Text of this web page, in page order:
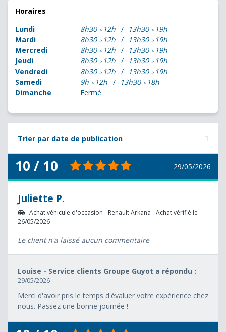
Horaires
Lundi
8h30 12h 13h30
19h
Mardi
8h30 12h 13h30
19h
Mercredi
8h30 12h 13h30
19h
Jeudi
8h30 12h 13h30
19h
Vendredi
8h30 12h 13h30
19h
Samedi
9h 12h 13h30
18h
Dimanche
Fermé
Trier par date de publication
10 / 10 29/05/2026
Juliette P.
Achat véhicule d'occasion - Renault Arkana - Achat vérifié le
26/05/2026
Le client n'a laissé aucun commentaire
Louise - Service clients Groupe Guyot a répondu :
29/05/2026
Merci d'avoir pris le temps d'évaluer votre expérience chez
nous. Passez une bonne journée !